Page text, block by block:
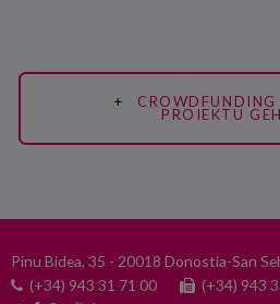
CROWDFUNDING
PROIEKTU
Pinu Bidea, 35 - 20018 Donostia-San
(+34) 943 31 71 00
(+34) 943